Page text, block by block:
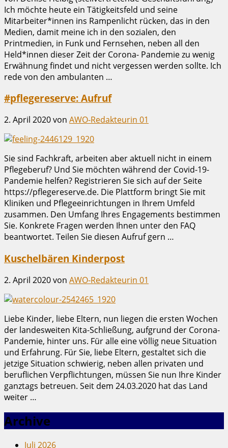
Ich möchte heute ein Tätigkeitsfeld und seine
Mitarbeiter*innen ins Rampenlicht rücken, das in den
Medien, damit meine ich in den sozialen, den
Printmedien, in Funk und Fernsehen, neben all den
Held*innen dieser Zeit der Corona- Pandemie zu wenig
Erwähnung findet und nicht vergessen werden sollte. Ich
rede von den ambulanten …
#pflegereserve: Aufruf
2. April 2020von AWO-Redakteurin 01
Sie sind Fachkraft, arbeiten aber aktuell nicht in einem
Pflegeberuf? Und Sie möchten während der Covid-19-
Pandemie helfen? Registrieren Sie sich auf der Seite
https://pflegereserve.de. Die Plattform bringt Sie mit
Kliniken und Pflegeeinrichtungen in Ihrem Umfeld
zusammen. Den Umfang Ihres Engagements bestimmen
Sie. Konkrete Fragen werden Ihnen unter den FAQ
beantwortet. Teilen Sie diesen Aufruf gern …
Kuschelbären Kinderpost
2. April 2020von AWO-Redakteurin 01
Liebe Kinder, liebe Eltern, nun liegen die ersten Wochen
der landesweiten Kita-Schließung, aufgrund der Corona-
Pandemie, hinter uns. Für alle eine völlig neue Situation
und Erfahrung. Für Sie, liebe Eltern, gestaltet sich die
jetzige Situation schwierig, neben allen privaten und
beruflichen Verpflichtungen, müssen Sie nun Ihre Kinder
ganztags betreuen. Seit dem 24.03.2020 hat das Land
weiter …
Archive
Juli 2026